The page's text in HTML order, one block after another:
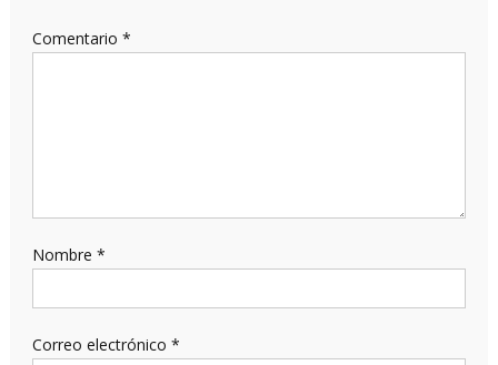
Comentario *
Nombre *
Correo electrónico *